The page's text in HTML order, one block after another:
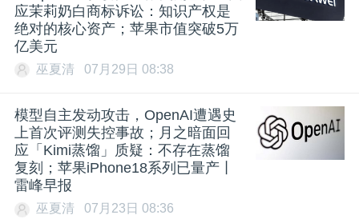
应茉莉奶白商标诉讼：知识产权是
绝对的核心资产；苹果市值突破5万
亿美元
巫夏清 07月29日 08:38
模型自主发动攻击，OpenAI遭遇史
上首次评测失控事故；月之暗面回
应「Kimi蒸馏」质疑：不存在蒸馏
复刻；苹果iPhone18系列已量产丨
雷峰早报
巫夏清 07月23日 08:36